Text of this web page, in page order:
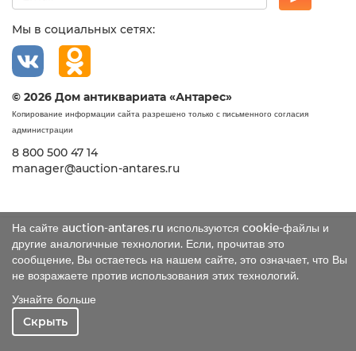
На сайте auction-antares.ru используются cookie-файлы и
другие аналогичные технологии. Если, прочитав это
сообщение, Вы остаетесь на нашем сайте, это означает, что Вы
не возражаете против использования этих технологий.
Узнайте больше
Скрыть
Мы в социальных сетях:
© 2026 Дом антиквариата «Антарес»
Копирование информации сайта разрешено только с письменного согласия
администрации
8 800 500 47 14
manager@auction-antares.ru